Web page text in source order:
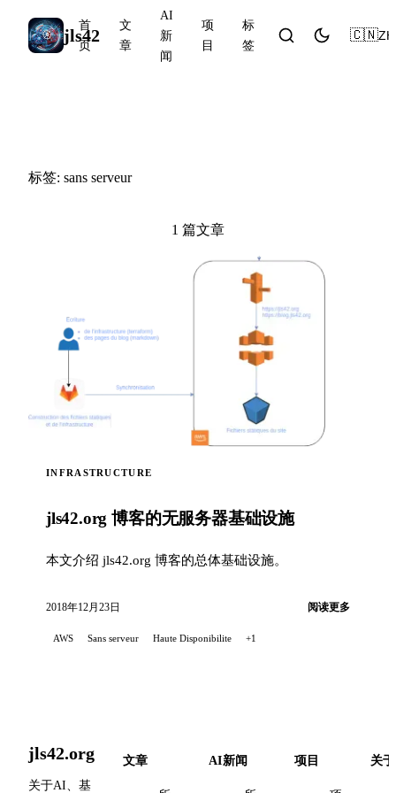
jls42
首
页
文
章
AI
新
闻
项
目
标
签
🇨🇳ZH
标签: sans serveur
1 篇文章
INFRASTRUCTURE
jls42.org 博客的无服务器基础设施
本文介绍 jls42.org 博客的总体基础设施。
2018年12月23日 阅读更多
AWS Sans serveur Haute Disponibilite +1
jls42.org
关于AI、基
文章 AI新闻 项目 关于